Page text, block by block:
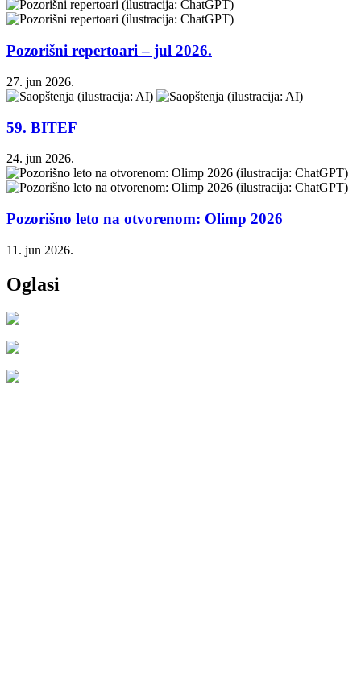
Pozorišni repertoari – jul 2026.
27. jun 2026.
59. BITEF
24. jun 2026.
Pozorišno leto na otvorenom: Olimp 2026
11. jun 2026.
Oglasi